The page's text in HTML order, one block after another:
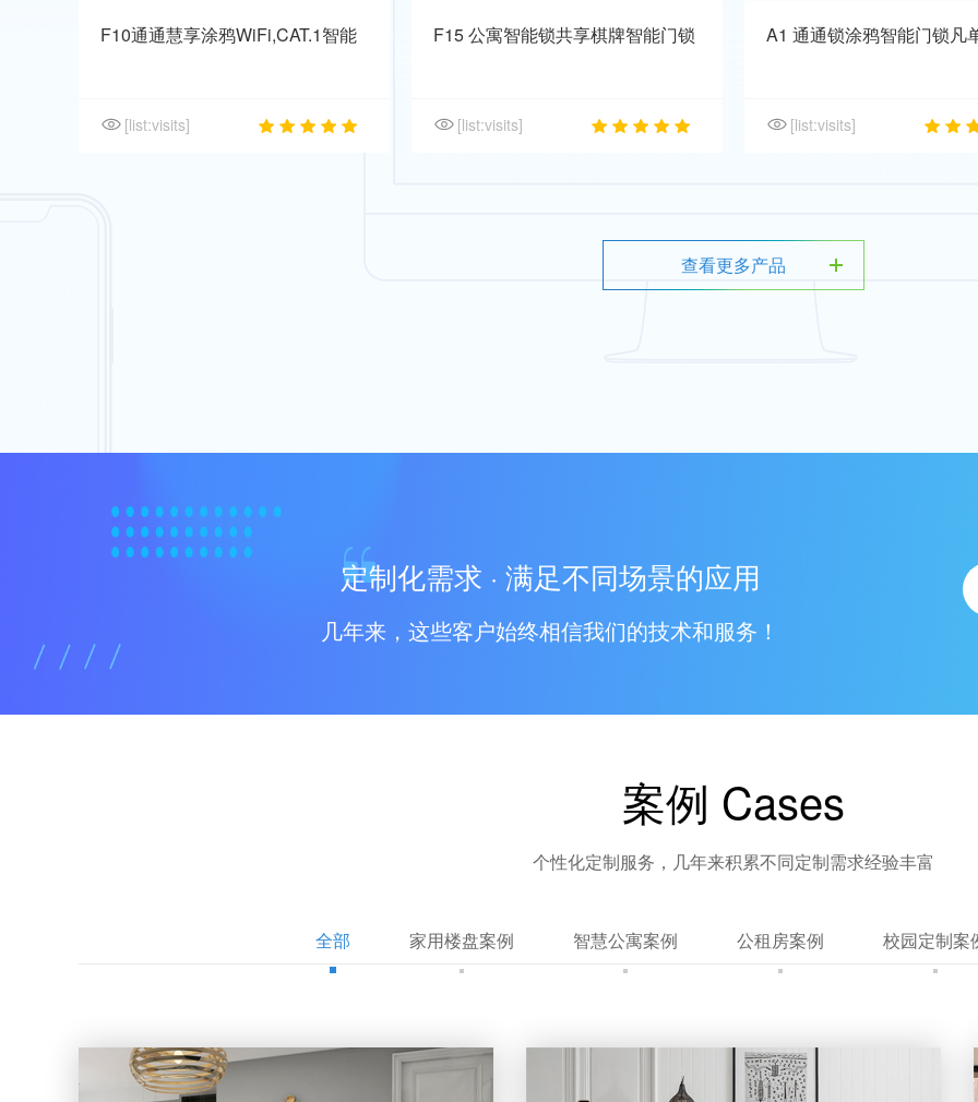
F10通通慧享涂鸦WiFi,CAT.1智能
[list:visits]
F15 公寓智能锁共享棋牌智能门锁
[list:visits]
A1 通通锁涂鸦智能门锁凡
[list:visits]
查看更多产品
定制化需求 · 满足不同场景的应用
几年来，这些客户始终相信我们的技术和服务！
案例 Cases
个性化定制服务，几年来积累不同定制需求经验丰富
全部 家用楼盘案例 智慧公寓案例 公租房案例 校园定制案